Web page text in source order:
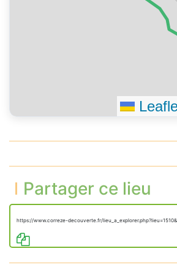
Partager ce lieu
https://www.correze-decouverte.fr/